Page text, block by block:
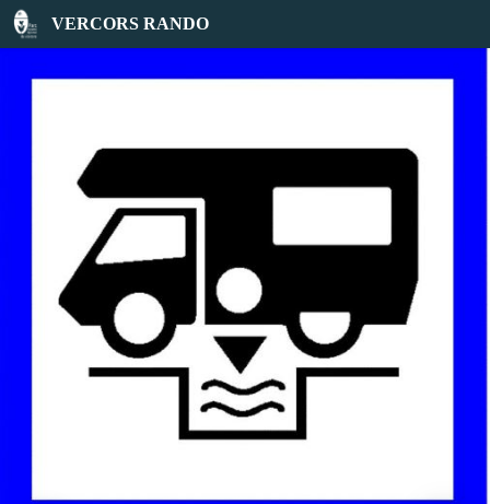
VERCORS RANDO
Aire Camping-Cars A49 Royans Vercors